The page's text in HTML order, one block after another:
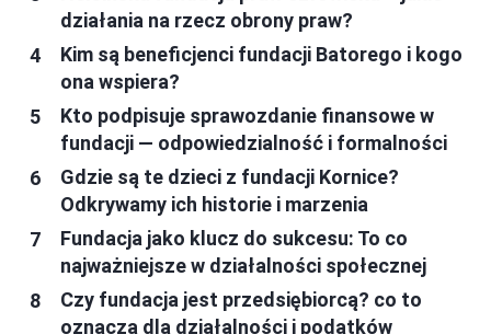
działania na rzecz obrony praw?
Kim są beneficjenci fundacji Batorego i kogo
ona wspiera?
Kto podpisuje sprawozdanie finansowe w
fundacji — odpowiedzialność i formalności
Gdzie są te dzieci z fundacji Kornice?
Odkrywamy ich historie i marzenia
Fundacja jako klucz do sukcesu: To co
najważniejsze w działalności społecznej
Czy fundacja jest przedsiębiorcą? co to
oznacza dla działalności i podatków